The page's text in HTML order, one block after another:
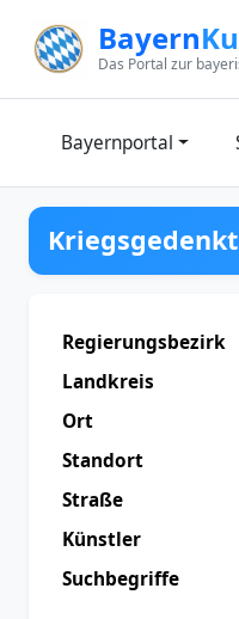
Bayern
Das Portal zur
Bayernportal
Regierungsbezirk
Landkreis
Ort
Standort
Straße
Künstler
Suchbegriffe